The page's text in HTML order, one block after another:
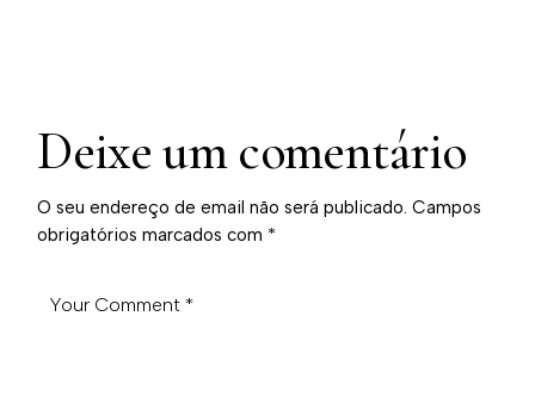
Deixe um comentário
O seu endereço de email não será publicado. Campos
obrigatórios marcados com *